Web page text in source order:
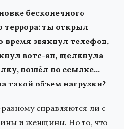
бесконечного
ты открыл
время звякнул телефон,
вотс-ап, щелкнула
пошёл по ссылке…
такой объем нагрузки?
справляются ли с
и женщины. Но то, что